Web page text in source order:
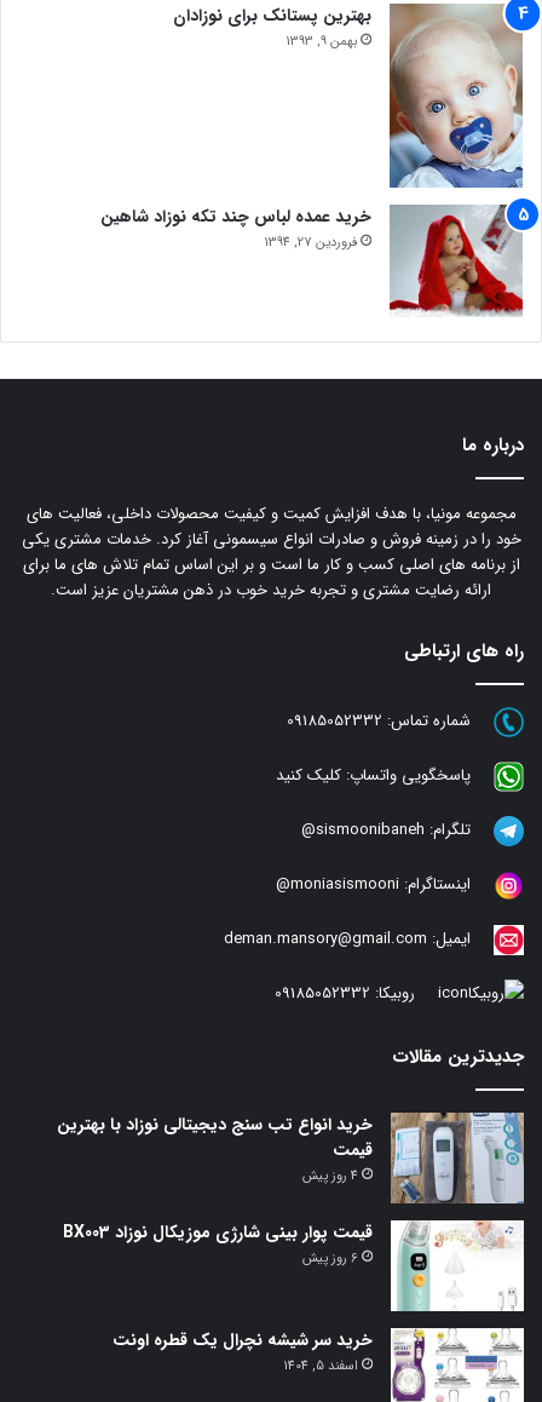
بهترین پستانک برای نوزادان
بهمن 9, 1393
خرید عمده لباس چند تکه نوزاد شاهین
فروردین 27, 1394
درباره ما
مجموعه مونیا، با هدف افزایش کمیت و کیفیت محصولات داخلی، فعالیت های
خود را در زمینه فروش و صادرات انواع سیسمونی آغاز کرد. خدمات مشتری یکی
از برنامه های اصلی کسب و کار ما است و بر این اساس تمام تلاش های ما برای
ارائه رضایت مشتری و تجربه خرید خوب در ذهن مشتریان عزیز است.
راه های ارتباطی
شماره تماس: 09185052332
پاسخگویی واتساپ: کلیک کنید
تلگرام: sismoonibaneh@
اینستاگرام: moniasismooni@
ایمیل: deman.mansory@gmail.com
روبیکا: 09185052332
جدیدترین مقالات
خرید انواع تب سنج دیجیتالی نوزاد با بهترین
قیمت
4 روز پیش
قیمت پوار بینی شارژی موزیکال نوزاد BX003
6 روز پیش
خرید سر شیشه نچرال یک قطره اونت
اسفند 5, 1404